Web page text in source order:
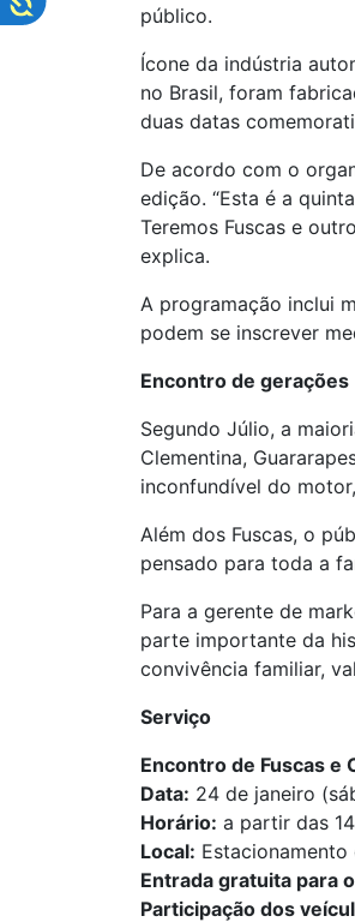
público.
Ícone da indústria
no Brasil, foram
duas datas
De acordo com o
edição. “Esta é a
Teremos Fuscas e
explica.
A programação inclui
podem se inscrever
Encontro de gerações
Segundo Júlio, a
Clementina,
inconfundível do
Além dos Fuscas, o
pensado para toda a
Para a gerente de
parte importante da
convivência familiar,
Serviço
Encontro de Fuscas e
Data: 24 de janeiro
Horário: a partir das
Local:
Entrada gratuita para
Participação dos